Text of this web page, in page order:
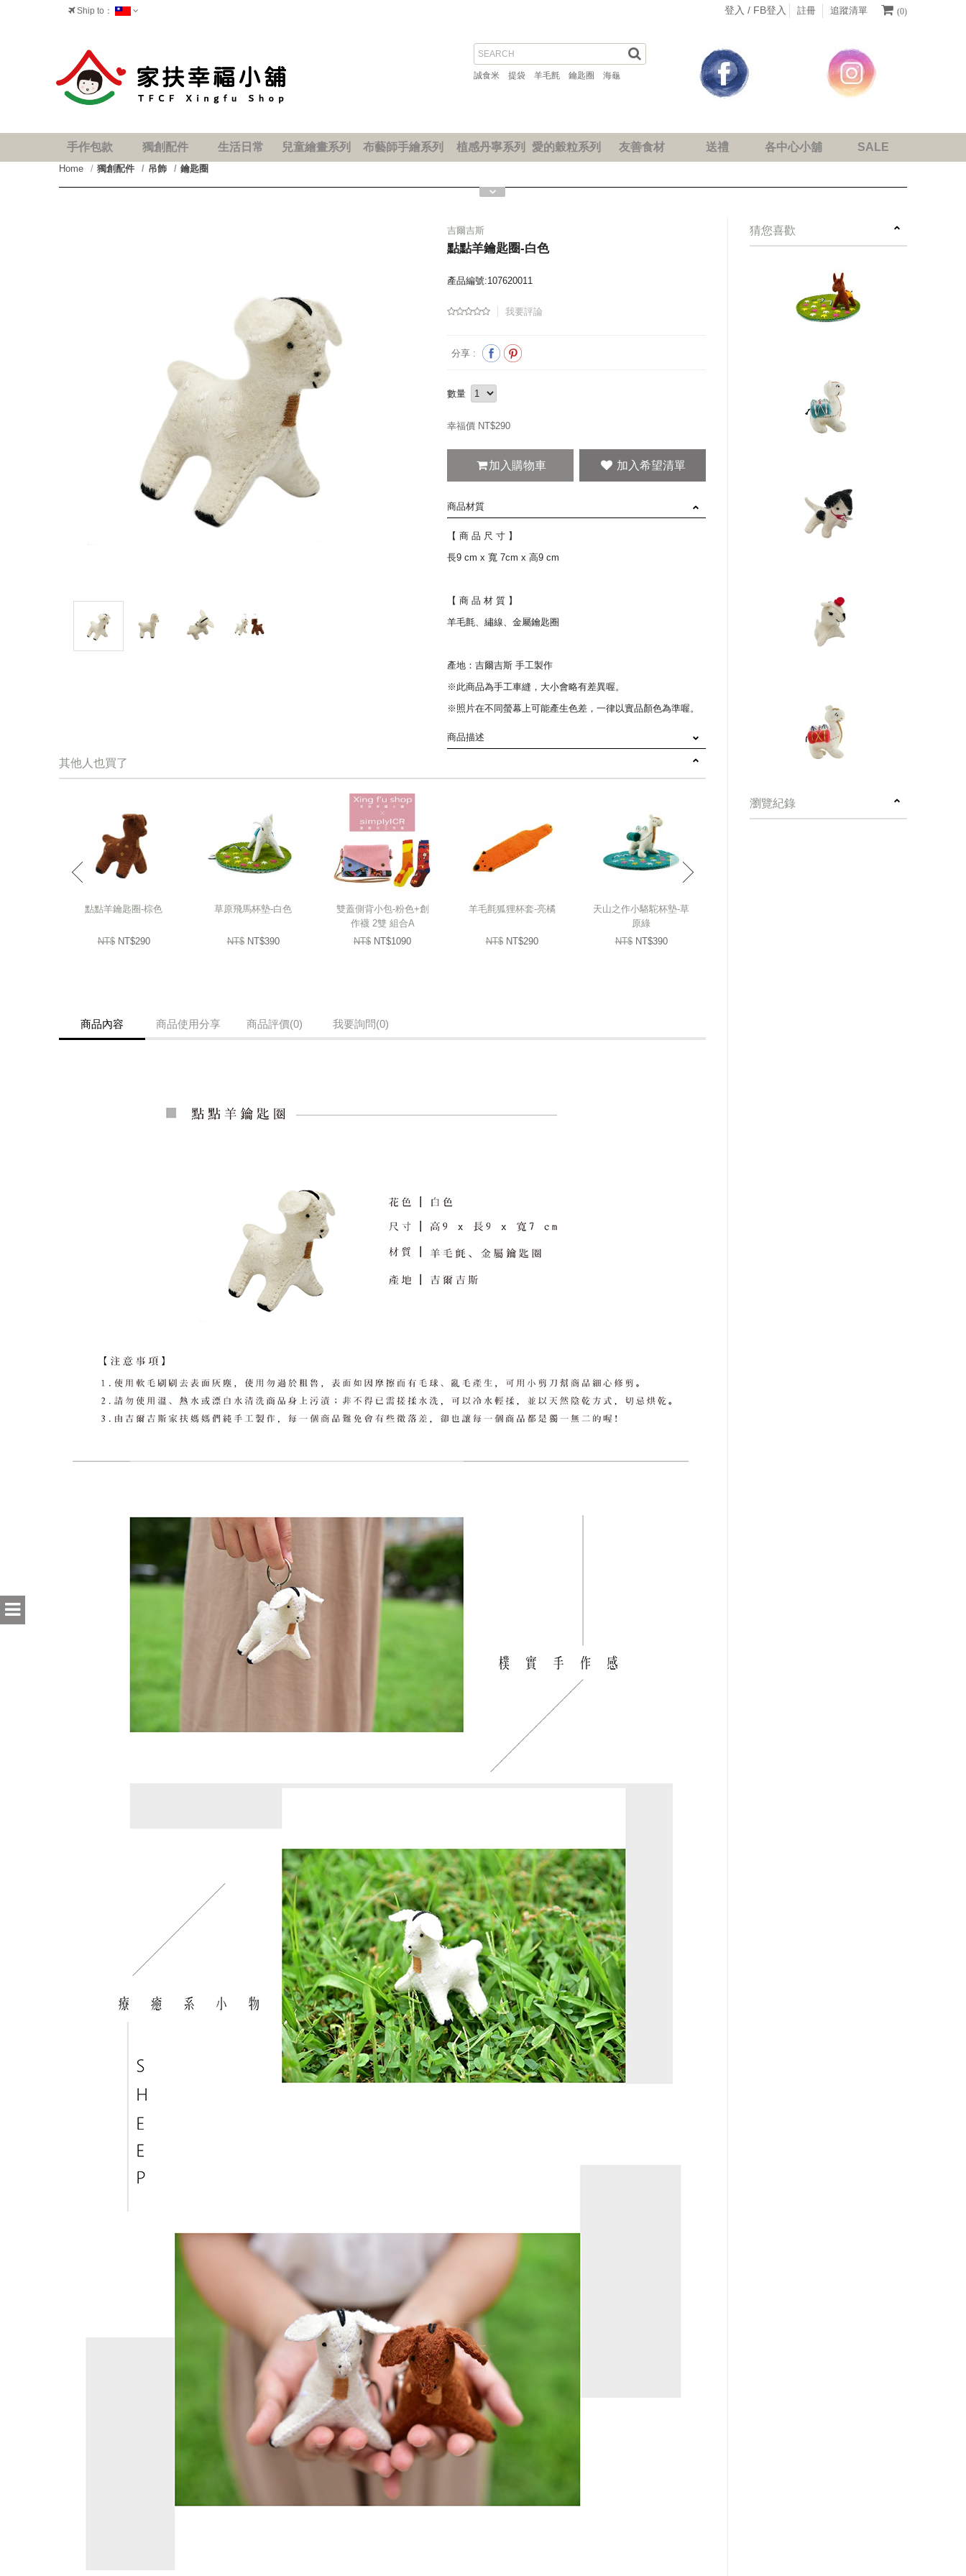
(0)
登入 / FB登入 註冊 追蹤清單
Ship to：
誠食米 提袋 羊毛氈 鑰匙圈 海龜
手作包款 獨創配件 生活日常 兒童繪畫系列 布藝師手繪系列 植感丹寧系列 愛的穀粒系列 友善食材 送禮 各中心小舖 SALE
Home 獨創配件 吊飾 鑰匙圈
prev
吉爾吉斯
點點羊鑰匙圈-白色
產品編號:107620011
我要評論
分享 :
數量
幸福價 NT$290
加入購物車
商品材質
【 商 品 尺 寸 】
長9 cm x 寬 7cm x 高9 cm
【 商 品 材 質 】
羊毛氈、繡線、金屬鑰匙圈
產地：吉爾吉斯 手工製作
※此商品為手工車縫，大小會略有差異喔。
※照片在不同螢幕上可能產生色差，一律以實品顏色為準喔。
商品描述
模樣可愛的點點羊鑰匙圈，
完整收納你所有鑰匙，
其他人也買了
點點羊鑰匙圈-棕色
NT$ NT$290
草原飛馬杯墊-白色
NT$ NT$390
雙蓋側背小包-粉色+創
作襪 2雙 組合A
NT$ NT$1090
羊毛氈狐狸杯套-亮橘
NT$ NT$290
天山之作小駱駝杯墊-草
原綠
NT$ NT$390
prev next
商品內容 商品使用分享 商品評價(0) 我要詢問(0)
猜您喜歡
瀏覽紀錄